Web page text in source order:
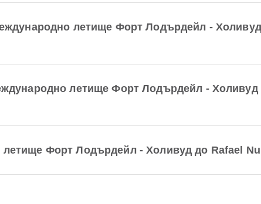
летище Форт Лодърдейл -
летище Форт Лодърдейл - Холивуд
Форт Лодърдейл - Холивуд до Rafael